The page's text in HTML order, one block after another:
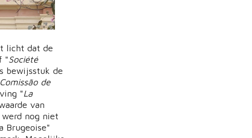
licht dat de
"Société
bewijsstuk de
Comissão de
"La
van
nog niet
Brugeoise"